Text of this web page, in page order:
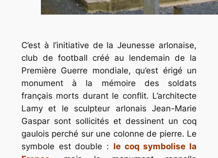
C’est à l’initiative de la Jeunesse arlonaise,
club de football créé au lendemain de la
Première Guerre mondiale, qu’est érigé un
monument à la mémoire des soldats
français morts durant le conflit. L’architecte
Lamy et le sculpteur arlonais Jean-Marie
Gaspar sont sollicités et dessinent un coq
gaulois perché sur une colonne de pierre. Le
symbole est double : le coq symbolise la